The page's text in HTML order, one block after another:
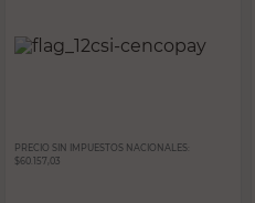
PRECIO SIN IMPUESTOS NACIONALES:
$60.157,03